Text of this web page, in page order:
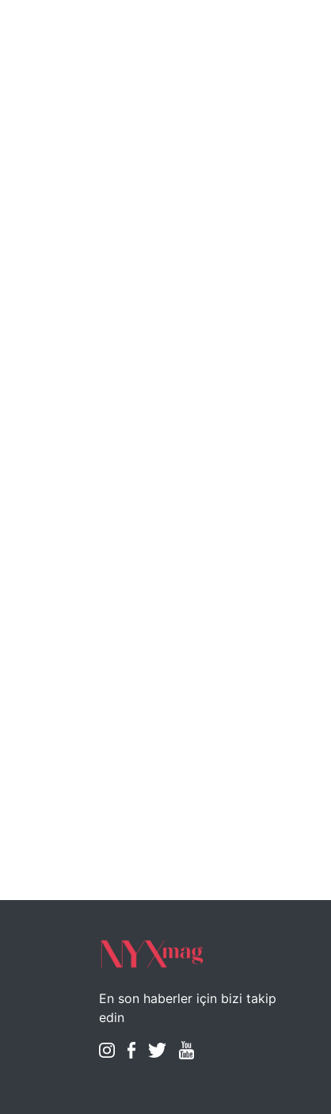
En son haberler için bizi takip
edin